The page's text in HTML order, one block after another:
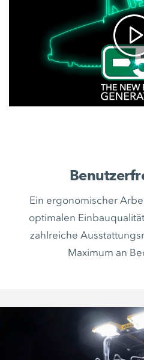
Ein ergonomischer
optimalen
zahlreiche
Maximum an